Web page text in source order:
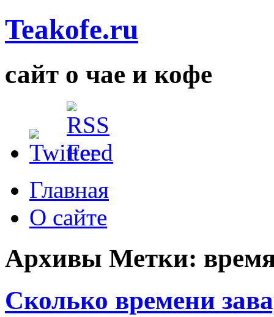
Teakofe.ru
сайт о чае и кофе
Главная
О сайте
Архивы Метки:
Сколько времени